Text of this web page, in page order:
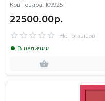
Код Товара: 109925
22500.00р.
Нет отзывов
В наличии